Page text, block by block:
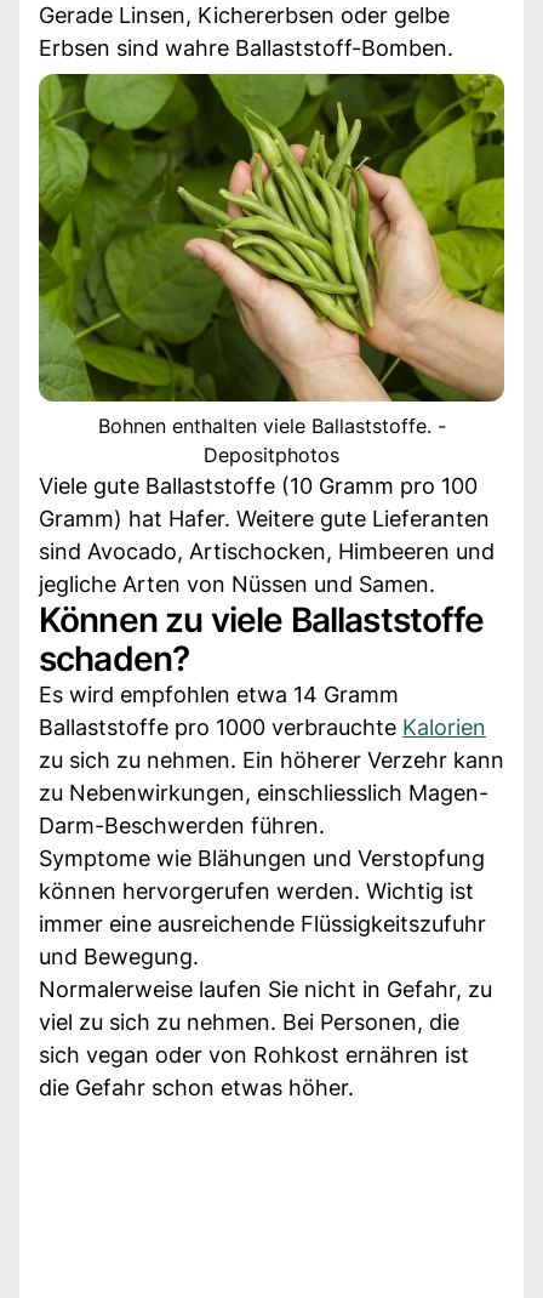
Gerade Linsen, Kichererbsen oder gelbe
Erbsen sind wahre Ballaststoff-Bomben.
Bohnen enthalten viele Ballaststoffe. -
Depositphotos
Viele gute Ballaststoffe (10 Gramm pro 100
Gramm) hat Hafer. Weitere gute Lieferanten
sind Avocado, Artischocken, Himbeeren und
jegliche Arten von Nüssen und Samen.
Können zu viele Ballaststoffe
schaden?
Es wird empfohlen etwa 14 Gramm
Ballaststoffe pro 1000 verbrauchte Kalorien
zu sich zu nehmen. Ein höherer Verzehr kann
zu Nebenwirkungen, einschliesslich Magen-
Darm-Beschwerden führen.
Symptome wie Blähungen und Verstopfung
können hervorgerufen werden. Wichtig ist
immer eine ausreichende Flüssigkeitszufuhr
und Bewegung.
Normalerweise laufen Sie nicht in Gefahr, zu
viel zu sich zu nehmen. Bei Personen, die
sich vegan oder von Rohkost ernähren ist
die Gefahr schon etwas höher.